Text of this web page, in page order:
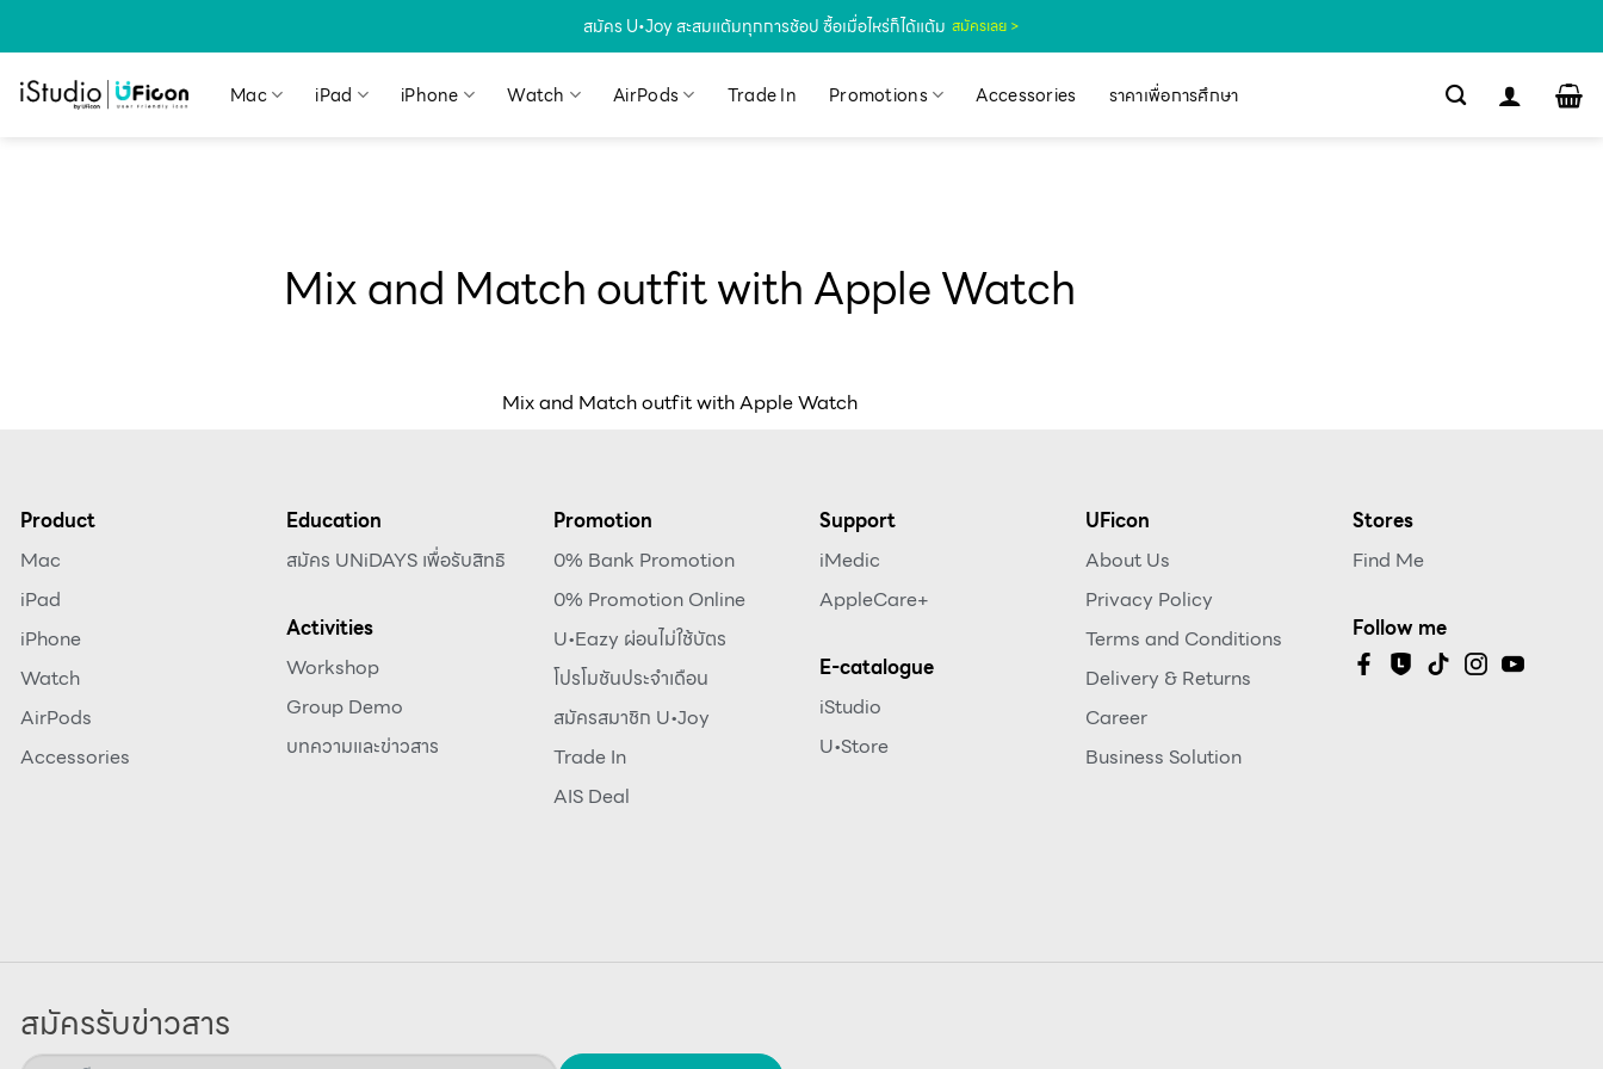
สมัคร U•Joy สะสมแต้มทุกการช้อป ซื้อเมื่อไหร่ก็ได้แต้ม สมัครเลย >
Mac iPad iPhone Watch AirPods Trade In Promotions Accessories ราคาเพื่อการศึกษา
Mix and Match outfit with Apple Watch
Mix and Match outfit with Apple Watch
Product
Mac
iPad
iPhone
Watch
AirPods
Accessories
Education
สมัคร UNiDAYS เพื่อรับสิทธิ
Activities
Workshop
Group Demo
บทความและข่าวสาร
Promotion
0% Bank Promotion
0% Promotion Online
U•Eazy ผ่อนไม่ใช้บัตร
โปรโมชันประจำเดือน
สมัครสมาชิก U•Joy
Trade In
AIS Deal
Support
iMedic
AppleCare+
E-catalogue
iStudio
U•Store
UFicon
About Us
Privacy Policy
Terms and Conditions
Delivery & Returns
Career
Business Solution
Stores
Find Me
Follow me
สมัครรับข่าวสาร